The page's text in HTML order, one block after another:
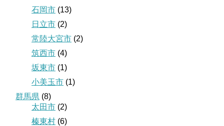
石岡市 (13)
日立市 (2)
常陸大宮市 (2)
筑西市 (4)
坂東市 (1)
小美玉市 (1)
群馬県 (8)
太田市 (2)
榛東村 (6)